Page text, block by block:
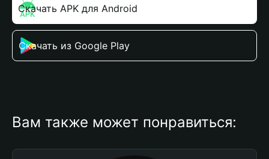
Скачать APK для Android
Скачать из Google Play
Вам также может понравиться: